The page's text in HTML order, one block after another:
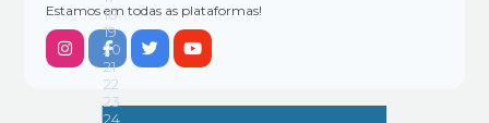
Estamos em todas as plataformas!